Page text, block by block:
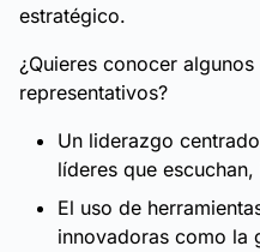
estratégico.
¿Quieres conocer
representativos?
Un liderazgo
líderes que
El uso de
innovadoras como la